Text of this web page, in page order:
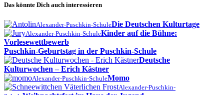
Das könnte Dich auch interessieren
Alexander-Puschkin-SchuleDie Deutschen Kulturtage
Alexander-Puschkin-SchuleKinder auf die Bühne:
Vorlesewettbewerb
Puschkin-Geburtstag in der Puschkin-Schule
Deutsche
Kulturwochen – Erich Kästner
Alexander-Puschkin-SchuleMomo
Alexander-Puschkin-